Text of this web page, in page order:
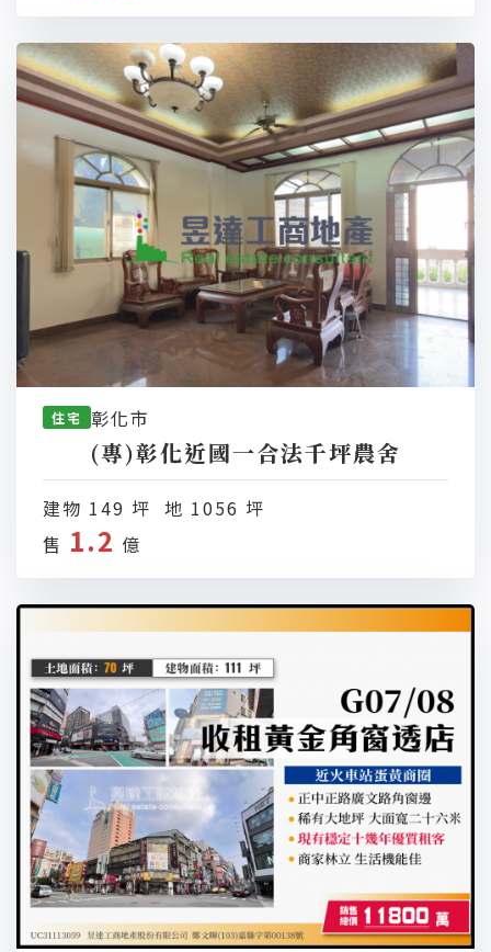
住宅 彰化市
(專)彰化近國一合法千坪農舍
建物 149 坪 地 1056 坪
售 1.2 億